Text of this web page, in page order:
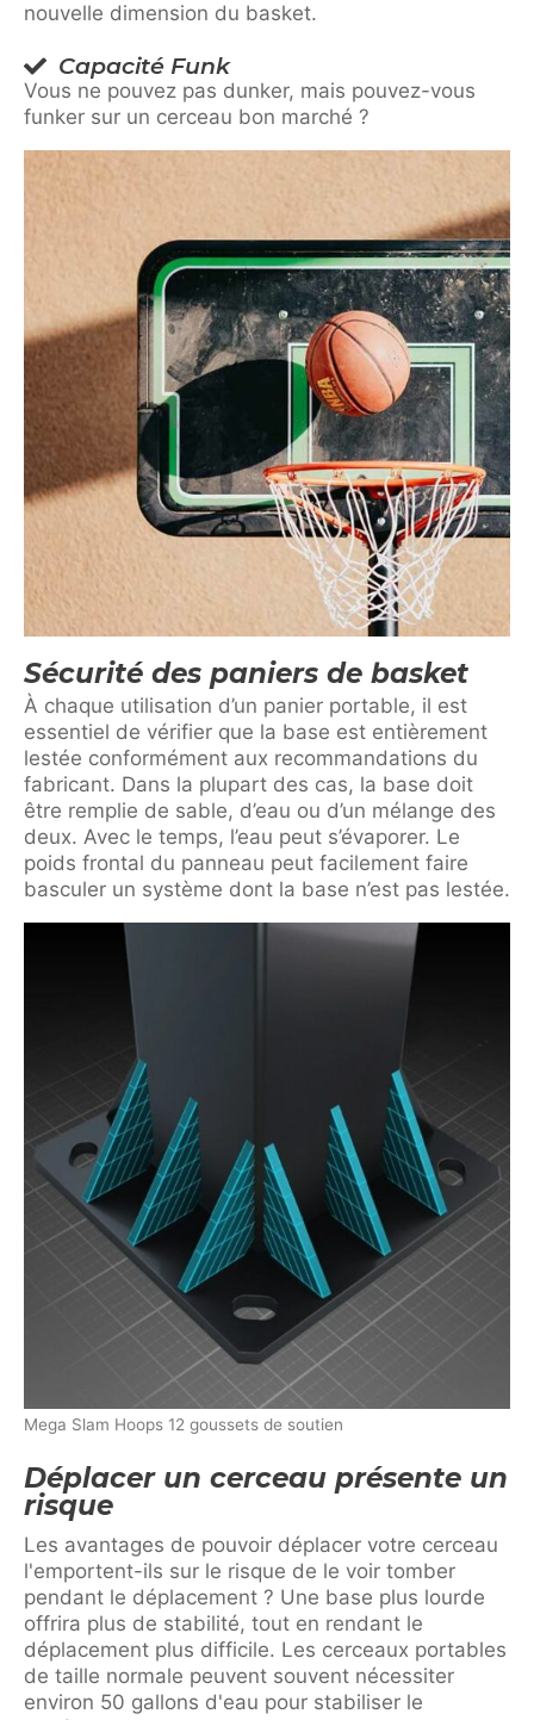
nouvelle dimension du basket.
Capacité Funk
Vous ne pouvez pas dunker, mais pouvez-vous
funker sur un cerceau bon marché ?
Sécurité des paniers de basket
À chaque utilisation d’un panier portable, il est
essentiel de vérifier que la base est entièrement
lestée conformément aux recommandations du
fabricant. Dans la plupart des cas, la base doit
être remplie de sable, d’eau ou d’un mélange des
deux. Avec le temps, l’eau peut s’évaporer. Le
poids frontal du panneau peut facilement faire
basculer un système dont la base n’est pas lestée.
Mega Slam Hoops 12 goussets de soutien
Déplacer un cerceau présente un
risque
Les avantages de pouvoir déplacer votre cerceau
l'emportent-ils sur le risque de le voir tomber
pendant le déplacement ? Une base plus lourde
offrira plus de stabilité, tout en rendant le
déplacement plus difficile. Les cerceaux portables
de taille normale peuvent souvent nécessiter
environ 50 gallons d'eau pour stabiliser le